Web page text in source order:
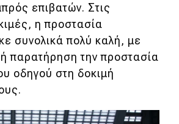
επιβατών. Στις
η προστασία
συνολικά πολύ καλή, με
παρατήρηση την προστασία
οδηγού στη δοκιμή